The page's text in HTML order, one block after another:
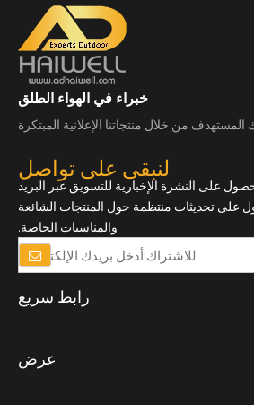
خبراء في الهواء الطلق
من خلال منتجاتنا الإعلانية المبتكرة
لنبقى على تواصل
على النشرة الإخبارية للتسويق عبر البريد
على تحديثات منتظمة حول المنتجات الشائعة
والمناسبات الخاصة.
رابط سريع
عرض